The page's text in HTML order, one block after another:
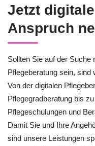
Jetzt
Anspruch
Sollten Sie auf der Suche
Pflegeberatung sein, sind
Von der digitalen
Pflegegradberatung bis
Pflegeschulungen und
Damit Sie und Ihre
sind unsere Leistungen